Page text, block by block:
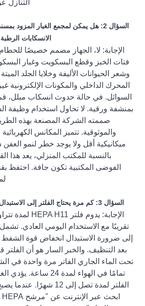
التنازل
السؤال 2: هل يمكن لمجمع الغبار المزود
الانسكابات
الإجابة: لا، الجهاز مصمم خصيصًا
فتات الخبز وقطع البسكويت وغبار
وشعر الحيوانات الأليفة وخلايا الجلد
المحرك الداخلي والمكونات الإلكترونية
السوائل. في حالة حدوث انسكاب مبلل،
بمنشفة ورقية. لا تحاول استخدام وظيفة
صممته الشركة المصنعة بهذه
والموثوقية. تتميز المكانس
ميكانيكية أقل ولا يوجد خطر لنمو
بالنسبة للمكتب المنزلي، يعد هذا
الفوضى المكتبية تكون جافة.
السؤال 3: كم مرة يحتاج الفلتر إلى الاستبدال، وأين يمكنني شرائه؟
تقريبًا مع الاستخدام اليومي العادي.
إلى ضرورة الاستبدال انخفاض قوة
بعد التنظيف. والخبر السار هو أن
تحت الماء الجاري الفاتر مرة واحدة في
تمامًا في الهواء لمدة
الفلتر لمدة تصل إلى 12